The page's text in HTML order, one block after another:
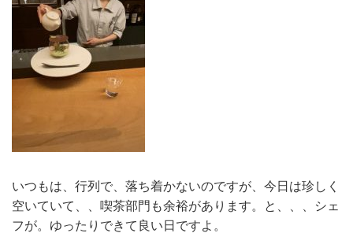
いつもは、行列で、落ち着かないのですが、今日は珍しく
空いていて、、喫茶部門も余裕があります。と、、、シェ
フが。ゆったりできて良い日ですよ。